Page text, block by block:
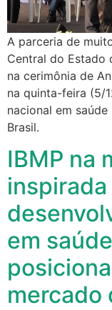
A parceria de
Central do Estado
na cerimônia de
na quinta-feira (5/
nacional em
Brasil.
IBMP na
em
mercado